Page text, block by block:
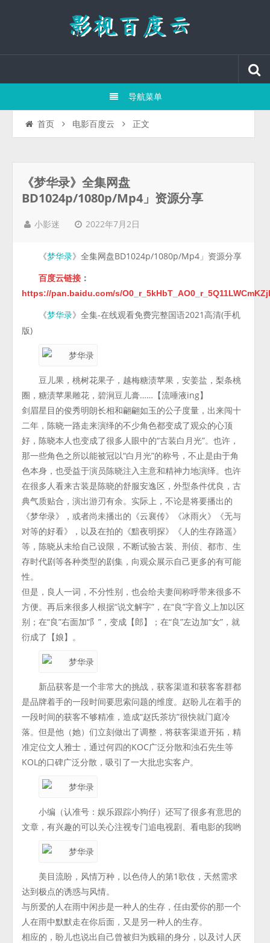
导航菜单
首页 电影百度云 正文
《梦华录》全集网盘
BD1024p/1080p/Mp4」资源分享
小影迷 2022年7月2日
《梦华录》全集网盘BD1024p/1080p/Mp4」资源分享
百度云链接 ：
https://pan.baidu.com/s/
《梦华录》全集-在线观看免费完整国语2021高清(手机
版)
豆儿果，桃树花果子，越梅糖渍苹果，安姜盐，梨条桃
圈，糖渍苹果雕花，碧涧豆儿膏……【流唾液ing】
剑眉星目的俊秀明朗长相和翩翩如玉的公子度量，出来闯十
二年，陈晓一路走来演绎的不少角色都变成了观众的心顶
好，陈晓本人也变成了很多人眼中的“古装白月光”。也许，
那一些角色之所以能被冠以“白月光”的称号，不止是由于角
色本身，也受益于演员陈晓注入主意和精神力地演绎。也许
在很多人看来古装是陈晓的舒服安逸区，外型条件优良，古
典气质贴合，演出游刃有余。实际上，不论是将要播出的
《梦华录》，或者尚未播出的《云襄传》《冰雨火》《无与
对等的好看》，以及在拍的《黯夜明探》《人的生存路遥》
等，陈晓从未给自己设限，不断试验古装、刑侦、都市、生
存时代剧等各种类型的剧集，向观众展示自己更多的有可能
性。
但是，良人一词，不分性别，也会给夫妻间称呼带来很多不
方便。再后来很多人根据“说文解字”，在“良”字音义上加以区
别；在“良”右面加“阝”，变成【郎】；在“良”左边加“女”，就
衍成了【娘】。
新品获客是一个非常大的挑战，获客渠道和获客客群都
是品牌着手的一段时间要思索问题的维度。赵盼儿在着手的
一段时间的获客不够精准，造成“赵氏茶坊”很快就门庭冷
落。但是他（她）们立刻做出了调整，将获客渠道开拓，精
准定位文人雅士，通过何四的KOC广泛分散和浊石先生等
KOL的口碑广泛分散，吸引了一大批忠实客户。
小编（认准号：娱乐跟踪小狗仔）还写了很多有意思的
文章，有兴趣的可以关心注视专门追电视剧、看电影的我哟
美目流盼，风情万种，以色侍人的第1歌伎，天然需求
达到极点的诱惑与风情。
与所爱的人在雨中闲步是一种人的生存，任由爱你的那一个
人在雨中默默走在你后面，又是另一种人的生存。
相应的，盼儿也说出自己曾被归为贱籍的身分，以及讨人厌